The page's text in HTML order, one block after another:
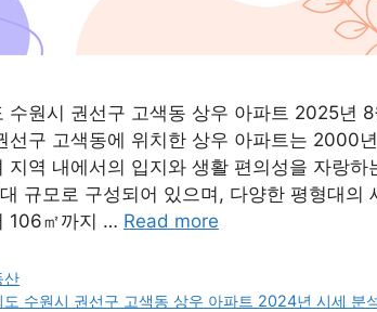
수원시 권선구 고색동 상우 아파트 2025년
선구 고색동에 위치한 상우 아파트는 2000
지역 내에서의 입지와 생활 편의성을 자랑
규모로 구성되어 있으며, 다양한 평형대의
106㎡까지 … Read more
산
도 수원시 권선구 고색동 상우 아파트 2024년 시세 분